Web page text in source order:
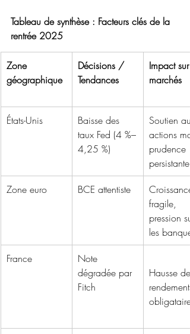
Tableau de synthèse : Facteurs clés de la
rentrée 2025
Zone
géographique
Décisions /
Tendances
Impact sur
marchés
États-Unis
Baisse des
taux Fed (4 %–
4,25 %)
Soutien
actions
prudence
persistante
Zone euro
BCE attentiste
Croissance
fragile,
pression
les banques
France
Note
dégradée par
Fitch
Hausse des
rendements
obligataires